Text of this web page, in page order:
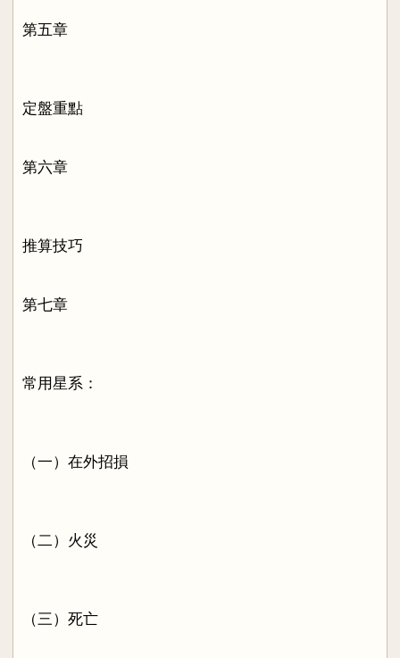
第五章
定盤重點
第六章
推算技巧
第七章
常用星系：
（一）在外招損
（二）火災
（三）死亡